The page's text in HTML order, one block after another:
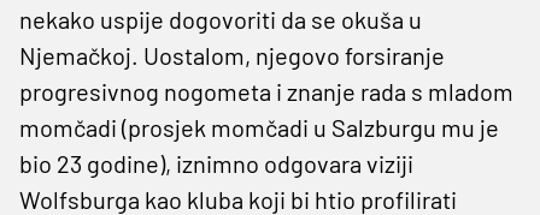
nekako uspije dogovoriti da se okuša u
Njemačkoj. Uostalom, njegovo forsiranje
progresivnog nogometa i znanje rada s mladom
momčadi (prosjek momčadi u Salzburgu mu je
bio 23 godine), iznimno odgovara viziji
Wolfsburga kao kluba koji bi htio profilirati